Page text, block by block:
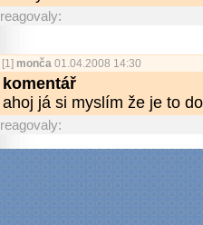
reagovaly:
[1] monča 01.04.2008 14:30
komentář
ahoj já si myslím že je to
reagovaly: